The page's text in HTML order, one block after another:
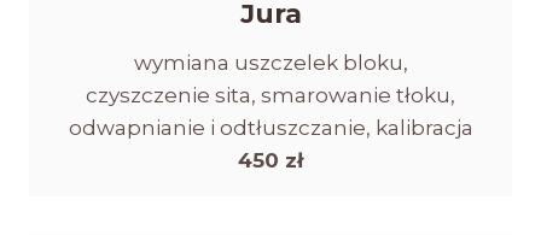
Jura
wymiana uszczelek bloku,
czyszczenie sita, smarowanie tłoku,
odwapnianie i odtłuszczanie, kalibracja
450 zł